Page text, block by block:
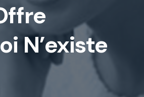
N’existe